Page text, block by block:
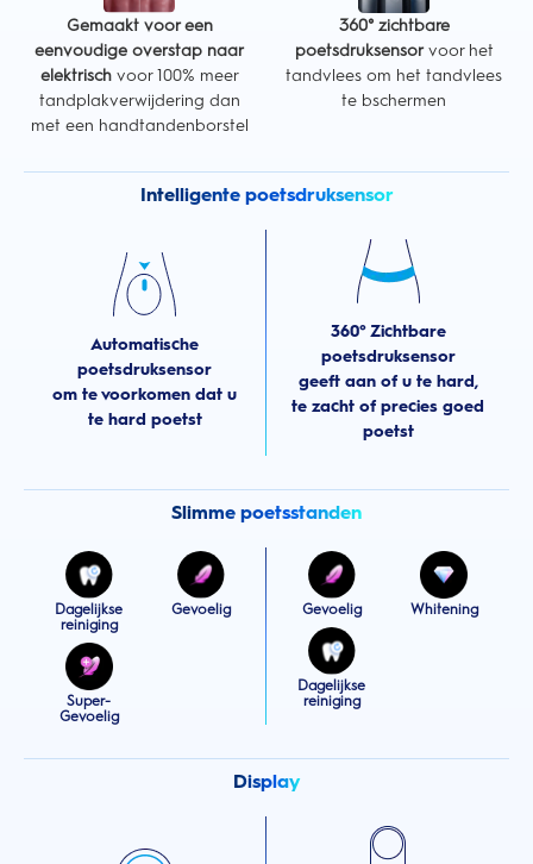
Gemaakt voor een
eenvoudige overstap naar
elektrischvoor 100% meer
tandplakverwijdering dan
met een handtandenborstel
360° zichtbare
poetsdruksensorvoor het
tandvlees om het tandvlees
te bschermen
Intelligente poetsdruksensor
Automatische
poetsdruksensor
om te voorkomen dat u
te hard poetst
360° Zichtbare
poetsdruksensor
geeft aan of u te hard,
te zacht of precies goed
poetst
Slimme poetsstanden
Dagelijkse
reiniging
Gevoelig
Super-
Gevoelig
Gevoelig Whitening
Dagelijkse
reiniging
Display